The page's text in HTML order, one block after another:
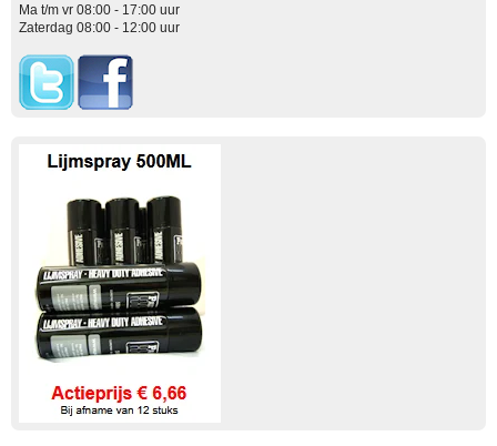
Ma t/m vr 08:00 - 17:00 uur
Zaterdag 08:00 - 12:00 uur